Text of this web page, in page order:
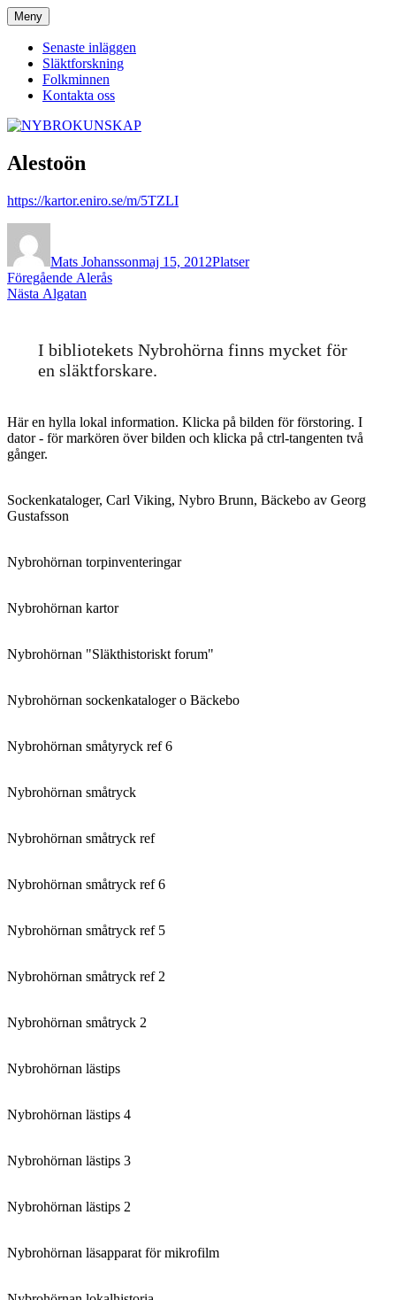
Hoppa
till
innehåll
NYBROKUNSKAP
Meny
Senaste inläggen
Släktforskning
Folkminnen
Kontakta oss
Alestoön
https://kartor.eniro.se/m/5TZLI
Mats Johanssonmaj 15, 2012Platser
Inläggsnavigering
Föregående Föregående
inlägg:
Alerås
Nästa Nästa
Algatan
I bibliotekets Nybrohörna finns mycket för
en släktforskare.
Här en hylla lokal information. Klicka på bilden för förstoring. I
dator - för markören över bilden och klicka på ctrl-tangenten två
gånger.
Sockenkataloger, Carl Viking, Nybro Brunn, Bäckebo av Georg
Gustafsson
Nybrohörnan torpinventeringar
Nybrohörnan kartor
Nybrohörnan "Släkthistoriskt forum"
Nybrohörnan sockenkataloger o Bäckebo
Nybrohörnan småtyryck ref 6
Nybrohörnan småtryck
Nybrohörnan småtryck ref
Nybrohörnan småtryck ref 6
Nybrohörnan småtryck ref 5
Nybrohörnan småtryck ref 2
Nybrohörnan småtryck 2
Nybrohörnan lästips
Nybrohörnan lästips 4
Nybrohörnan lästips 3
Nybrohörnan lästips 2
Nybrohörnan läsapparat för mikrofilm